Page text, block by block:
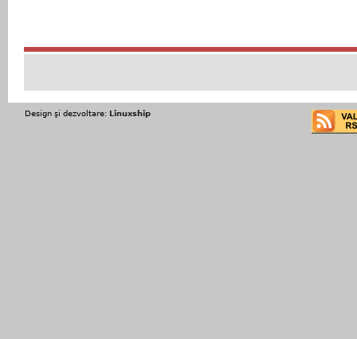
Design şi dezvoltare: Linuxship